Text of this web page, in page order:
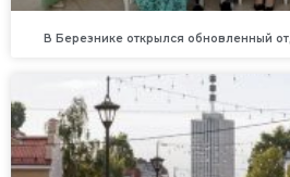
В Березнике открылся обновленный